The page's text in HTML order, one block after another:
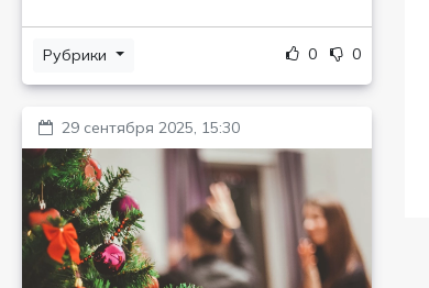
Рубрики 0 0
29 сентября 2025, 15:30